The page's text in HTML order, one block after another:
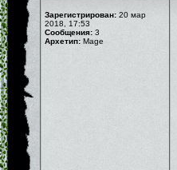
Зарегистрирован: 20 мар
2018, 17:53
Сообщения: 3
Архетип: Mage